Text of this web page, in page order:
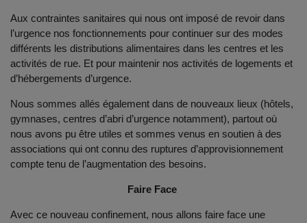
Aux contraintes sanitaires qui nous ont imposé de revoir dans
l’urgence nos fonctionnements pour continuer sur des modes
différents les distributions alimentaires dans les centres et les
activités de rue. Et pour maintenir nos activités de logements et
d’hébergements d’urgence.
Nous sommes allés également dans de nouveaux lieux (hôtels,
gymnases, centres d’abri d’urgence notamment), partout où
nous avons pu être utiles et sommes venus en soutien à des
associations qui ont connu des ruptures d’approvisionnement
compte tenu de l’augmentation des besoins.
Faire Face
Avec ce nouveau confinement, nous allons faire face une